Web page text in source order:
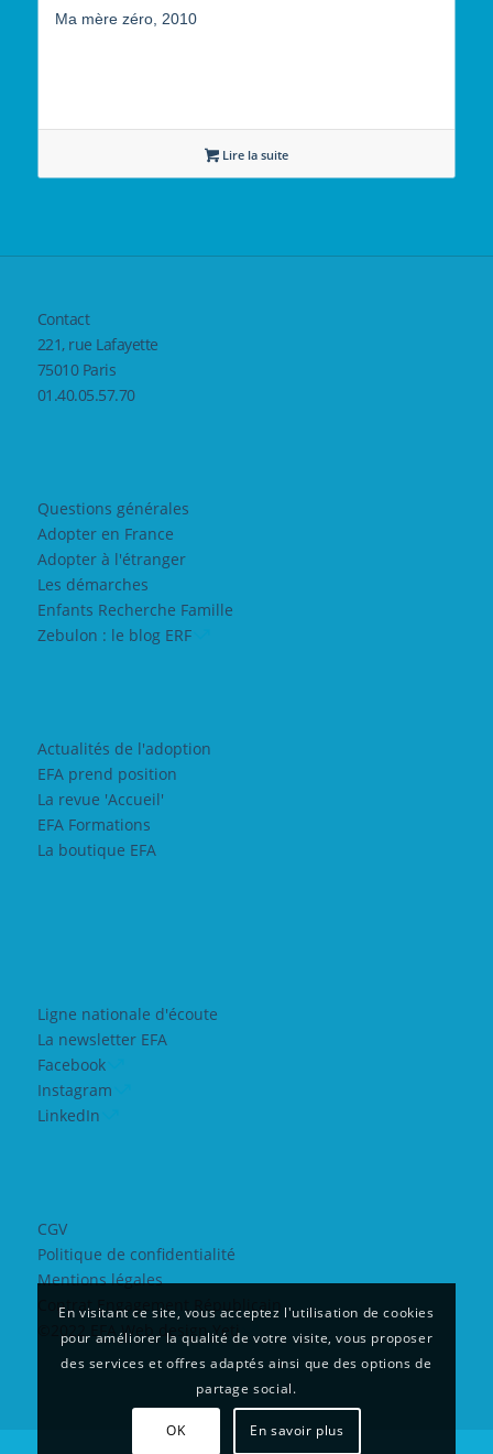
Ma mère zéro, 2010
Lire la suite
Contact
221, rue Lafayette
75010 Paris
01.40.05.57.70
Questions générales
Adopter en France
Adopter à l'étranger
Les démarches
Enfants Recherche Famille
Zebulon : le blog ERF
Actualités de l'adoption
EFA prend position
La revue 'Accueil'
EFA Formations
La boutique EFA
Ligne nationale d'écoute
La newsletter EFA
Facebook
Instagram
LinkedIn
CGV
Politique de confidentialité
Mentions légales
Contrat Engagement Républicain
©2022 EFA Web design Yeti
En visitant ce site, vous acceptez l'utilisation de cookies
pour améliorer la qualité de votre visite, vous proposer
des services et offres adaptés ainsi que des options de
partage social.
OK En savoir plus